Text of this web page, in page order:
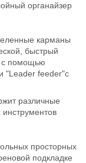
органайзер
карманы
быстрый
с помощью
"Leader feeder"с
различные
просторных
подкладке